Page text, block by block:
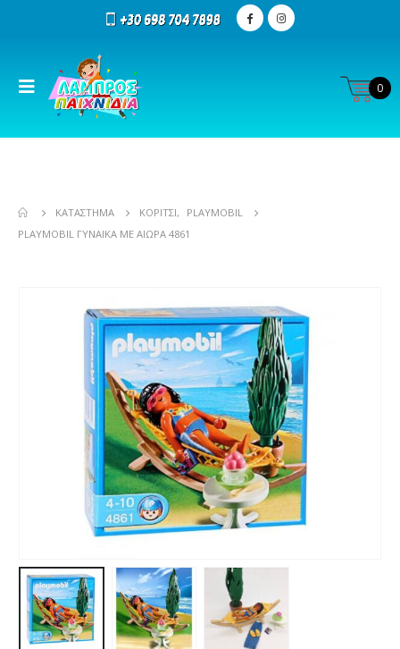
0
ΚΑΤΆΣΤΗΜΑ ΚΟΡΊΤΣΙ,
PLAYMOBIL
PLAYMOBIL ΓΥΝΑΊΚΑ ΜΕ ΑΙΏΡΑ 4861